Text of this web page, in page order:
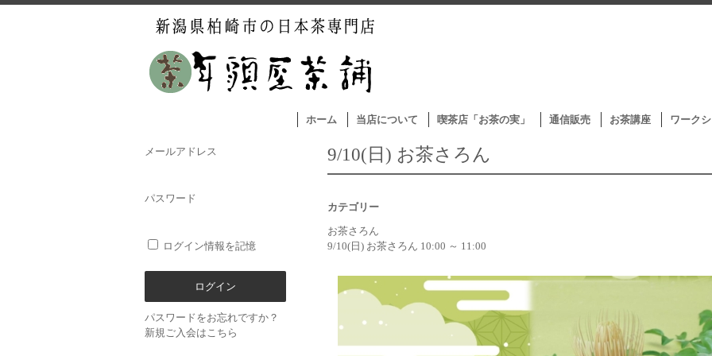
ホーム 当店について 喫茶店「お茶の実」 通信販売 お茶講座 ワーク
9/10(日) お茶さろん
カテゴリー
お茶さろん
9/10(日) お茶さろん 10:00 ～ 11:00
メールアドレス
パスワード
ログイン情報を記憶
パスワードをお忘れですか？
新規ご入会はこちら